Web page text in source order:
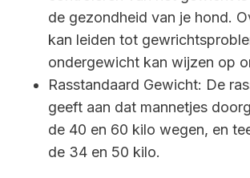
de gezondheid van je hond.
kan leiden tot
ondergewicht kan wijzen op
Rasstandaard Gewicht: De
geeft aan dat mannetjes
de 40 en 60 kilo wegen, en
de 34 en 50 kilo.